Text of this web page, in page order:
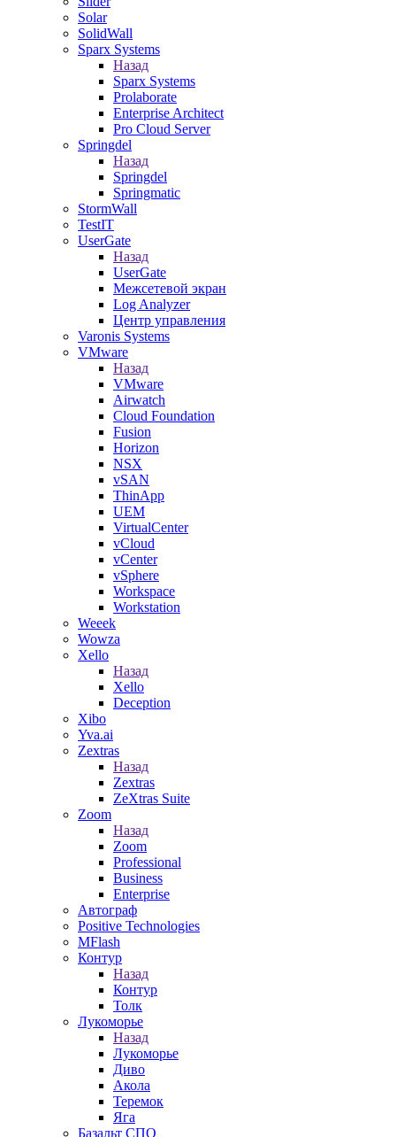
Solar
SolidWall
Sparx Systems
Назад
Sparx Systems
Prolaborate
Enterprise Architect
Pro Cloud Server
Springdel
Назад
Springdel
Springmatic
StormWall
TestIT
UserGate
Назад
UserGate
Межсетевой экран
Log Analyzer
Центр управления
Varonis Systems
VMware
Назад
VMware
Airwatch
Cloud Foundation
Fusion
Horizon
NSX
vSAN
ThinApp
UEM
VirtualCenter
vCloud
vCenter
vSphere
Workspace
Workstation
Weeek
Wowza
Xello
Назад
Xello
Deception
Xibo
Yva.ai
Zextras
Назад
Zextras
ZeXtras Suite
Zoom
Назад
Zoom
Professional
Business
Enterprise
Автограф
Positive Technologies
MFlash
Контур
Назад
Контур
Толк
Лукоморье
Назад
Лукоморье
Диво
Акола
Теремок
Яга
Базальт СПО